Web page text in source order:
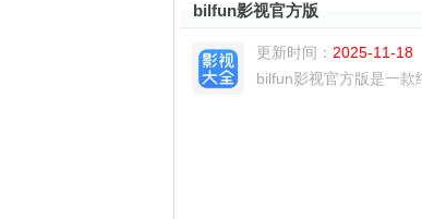
bilfun影视官方版
更新时间： 2025-11-18
bilfun影视官方版是一款